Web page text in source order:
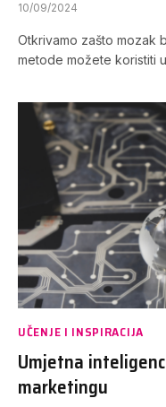
10/09/2024
Otkrivamo zašto mozak
metode možete koristiti
UČENJE I INSPIRACIJA
Umjetna
marketingu